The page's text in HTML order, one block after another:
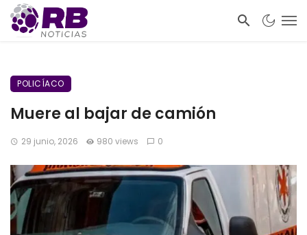
POLICÍACO
Muere al bajar de camión
29 junio, 2026 980 views 0